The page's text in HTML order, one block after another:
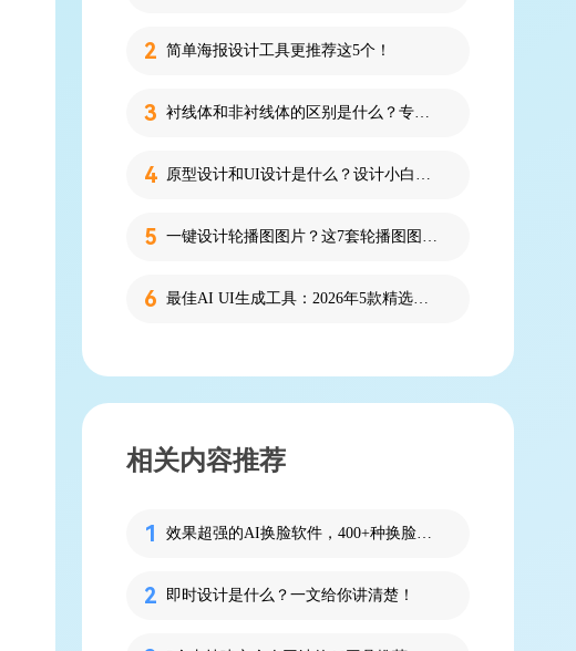
简单海报设计工具更推荐这5个！
衬线体和非衬线体的区别是什么？专为设计新人解答！
原型设计和UI设计是什么？设计小白必看的科普！
一键设计轮播图图片？这7套轮播图图片资源快收藏！
最佳AI UI生成工具：2026年5款精选，新手零代码快速制作界面
相关内容推荐
效果超强的AI换脸软件，400+种换脸方式！
即时设计是什么？一文给你讲清楚！